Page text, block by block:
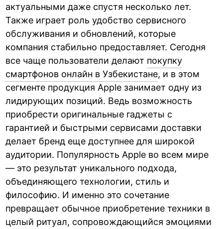
актуальными даже спустя несколько лет.
Также играет роль удобство сервисного
обслуживания и обновлений, которые
компания стабильно предоставляет. Сегодня
все чаще пользователи делают покупку
смартфонов онлайн в Узбекистане, и в этом
сегменте продукция Apple занимает одну из
лидирующих позиций. Ведь возможность
приобрести оригинальные гаджеты с
гарантией и быстрыми сервисами доставки
делает бренд еще доступнее для широкой
аудитории. Популярность Apple во всем мире
— это результат уникального подхода,
объединяющего технологии, стиль и
философию. И именно это сочетание
превращает обычное приобретение техники в
целый ритуал, сопровождающийся эмоциями